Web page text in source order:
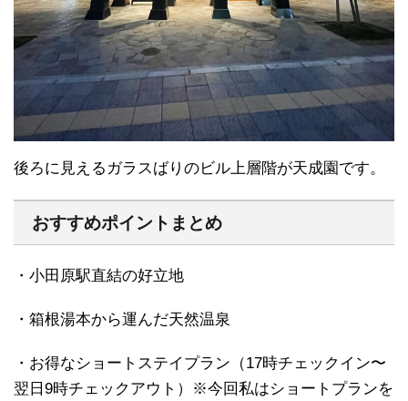
後ろに見えるガラスばりのビル上層階が天成園です。
おすすめポイントまとめ
・小田原駅直結の好立地
・箱根湯本から運んだ天然温泉
・お得なショートステイプラン（17時チェックイン〜
翌日9時チェックアウト）※今回私はショートプランを